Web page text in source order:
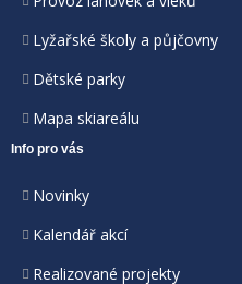
Lyžařské školy a půjčovny
Dětské parky
Mapa skiareálu
Info pro vás
Novinky
Kalendář akcí
Realizované projekty